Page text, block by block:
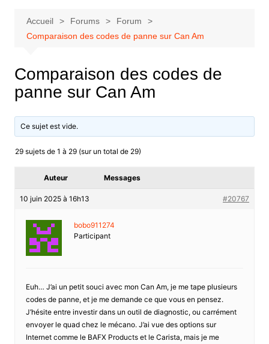
Accueil Forums
Forum
Comparaison des codes de panne sur Can Am
Comparaison des codes de
panne sur Can Am
Ce sujet est vide.
29 sujets de 1 à 29 (sur un total de 29)
Auteur Messages
10 juin 2025 à 16h13 #20767
bobo911274
Participant
Euh… J’ai un petit souci avec mon Can Am, je me tape plusieurs
codes de panne, et je me demande ce que vous en pensez.
J’hésite entre investir dans un outil de diagnostic, ou carrément
envoyer le quad chez le mécano. J’ai vue des options sur
Internet comme le BAFX Products et le Carista, mais je me